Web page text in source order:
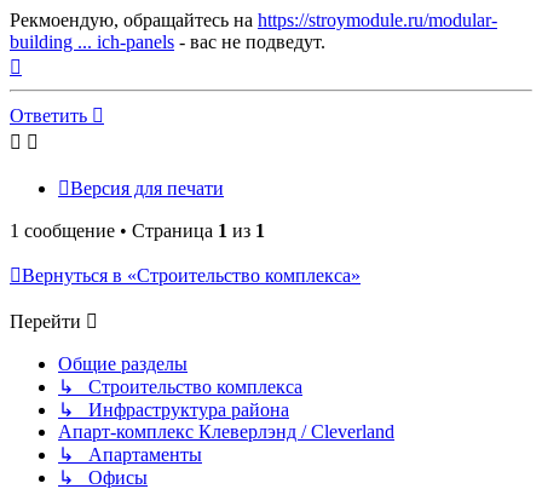
Рекмоендую, обращайтесь на https://stroymodule.ru/modular-
building ... ich-panels - вас не подведут.
началу
Ответить
Версия для печати
1 сообщение • Страница 1 из 1
Вернуться в «Строительство комплекса»
Перейти
Общие разделы
↳ Строительство комплекса
↳ Инфраструктура района
Апарт-комплекс Клеверлэнд / Cleverland
↳ Апартаменты
↳ Офисы